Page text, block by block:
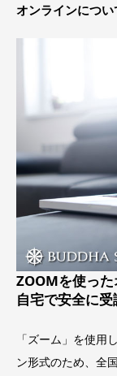
オンラインについ
ZOOMを使った
自宅で安全に
「ズーム」を使用
ン形式のため、全